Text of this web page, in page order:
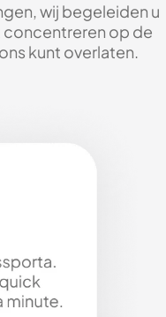
wij begeleiden u
concentreren op de
kunt overlaten.